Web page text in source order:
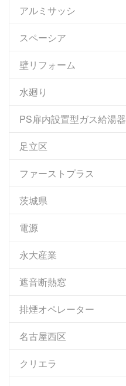
アルミサッシ
スペーシア
壁リフォーム
水廻り
PS扉内設置型ガス給湯器
足立区
ファーストプラス
茨城県
電源
永大産業
遮音断熱窓
排煙オペレーター
名古屋西区
クリエラ